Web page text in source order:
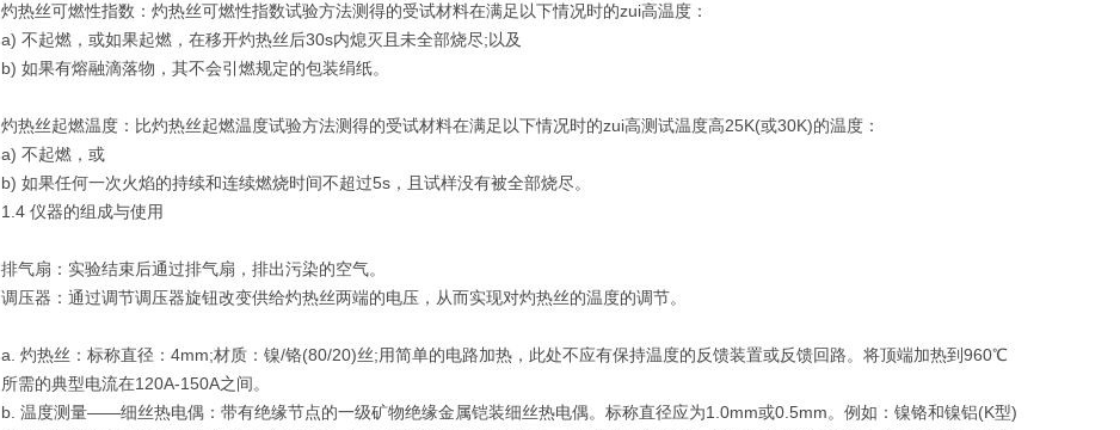
灼热丝可燃性指数：灼热丝可燃性指数试验方法测得的受试材料在满足以下情况时的zui高温度：
a) 不起燃，或如果起燃，在移开灼热丝后30s内熄灭且未全部烧尽;以及
b) 如果有熔融滴落物，其不会引燃规定的包装绢纸。
灼热丝起燃温度：比灼热丝起燃温度试验方法测得的受试材料在满足以下情况时的zui高测试温度高25K(或30K)的温度：
a) 不起燃，或
b) 如果任何一次火焰的持续和连续燃烧时间不超过5s，且试样没有被全部烧尽。
1.4 仪器的组成与使用
排气扇：实验结束后通过排气扇，排出污染的空气。
调压器：通过调节调压器旋钮改变供给灼热丝两端的电压，从而实现对灼热丝的温度的调节。
a. 灼热丝：标称直径：4mm;材质：镍/铬(80/20)丝;用简单的电路加热，此处不应有保持温度的反馈装置或反馈回路。将顶端加热到960℃
所需的典型电流在120A-150A之间。
b. 温度测量——细丝热电偶：带有绝缘节点的一级矿物绝缘金属铠装细丝热电偶。标称直径应为1.0mm或0.5mm。例如：镍铬和镍铝(K型)